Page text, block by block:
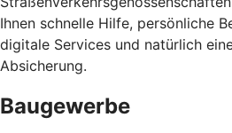
Ihnen schnelle Hilfe, persönliche
digitale Services und natürlich
Absicherung.
Baugewerbe